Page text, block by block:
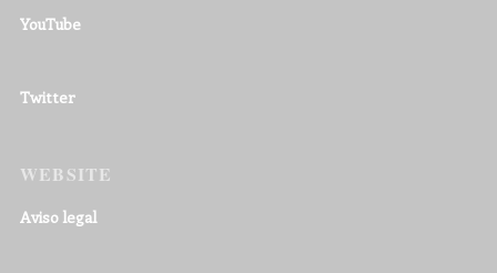
YouTube
Twitter
WEBSITE
Aviso legal